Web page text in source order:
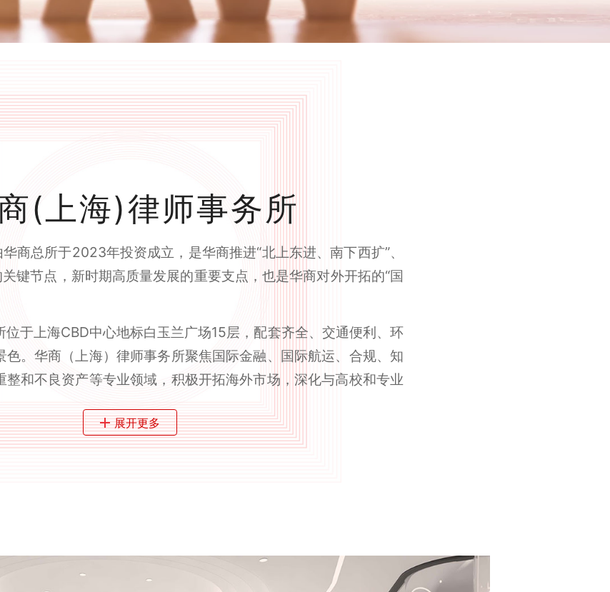
(上海)律师事务所
商总所于2023年投资成立，是华商推进“北上东进、南下西扩”、
键节点，新时期高质量发展的重要支点，也是华商对外开拓的“国
于上海CBD中心地标白玉兰广场15层，配套齐全、交通便利、环
色。华商（上海）律师事务所聚焦国际金融、国际航运、合规、知
整和不良资产等专业领域，积极开拓海外市场，深化与高校和专业
智能化建设，着力建成联动大湾区、京津冀、长三角的国际顶尖律
业环境和发展平台，也为客户提供专业、高效、优质的法律服务。
展开更多